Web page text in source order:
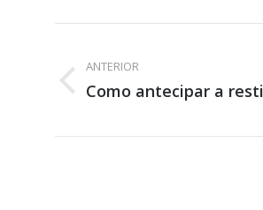
deANTERIOR
Post
Como antecipar a